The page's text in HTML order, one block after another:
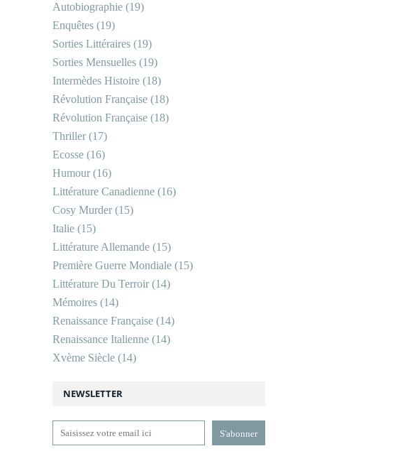
NEWSLETTER
Autobiographie (19)
Enquêtes (19)
Sorties Littéraires (19)
Sorties Mensuelles (19)
Intermèdes Histoire (18)
Révolution Française (18)
Révolution Française (18)
Thriller(17)
Ecosse (16)
Humour(16)
Littérature Canadienne (16)
Cosy Murder(15)
Italie (15)
Littérature Allemande (15)
Première Guerre Mondiale (15)
Littérature Du Terroir(14)
Mémoires (14)
Renaissance Française (14)
Renaissance Italienne (14)
Xvème Siècle (14)